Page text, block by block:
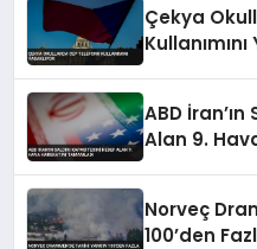
Çekya
ABD
Alan 9.
Norveç
100’den